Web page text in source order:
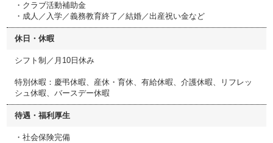
・クラブ活動補助金
・成人／入学／義務教育終了／結婚／出産祝い金など
休日・休暇
シフト制／月10日休み
特別休暇：慶弔休暇、産休・育休、有給休暇、介護休暇、リフレッ
シュ休暇、バースデー休暇
待遇・福利厚生
・社会保険完備